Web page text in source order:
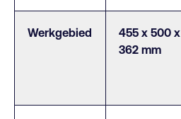
Werkgebied
455 x 500 x
362 mm